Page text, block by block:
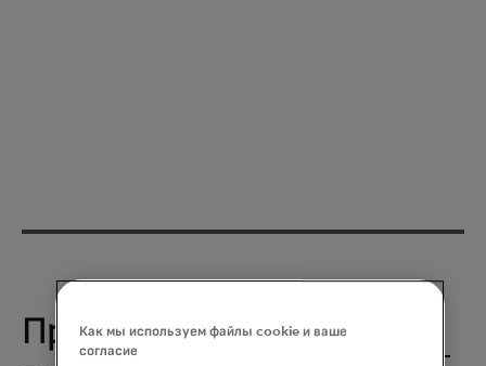
Прием цифровых
Как мы используем файлы cookie и ваше
согласие